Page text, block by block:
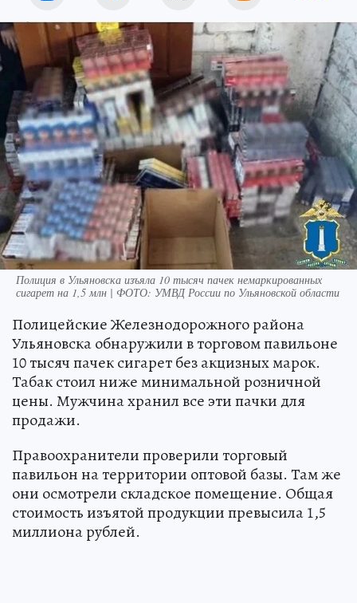
Полиция в Ульяновска изъяла 10 тысяч пачек немаркированных
сигарет на 1,5 млн | ФОТО: УМВД России по Ульяновской области
Полицейские Железнодорожного района
Ульяновска обнаружили в торговом павильоне
10 тысяч пачек сигарет без акцизных марок.
Табак стоил ниже минимальной розничной
цены. Мужчина хранил все эти пачки для
продажи.
Правоохранители проверили торговый
павильон на территории оптовой базы. Там же
они осмотрели складское помещение. Общая
стоимость изъятой продукции превысила 1,5
миллиона рублей.